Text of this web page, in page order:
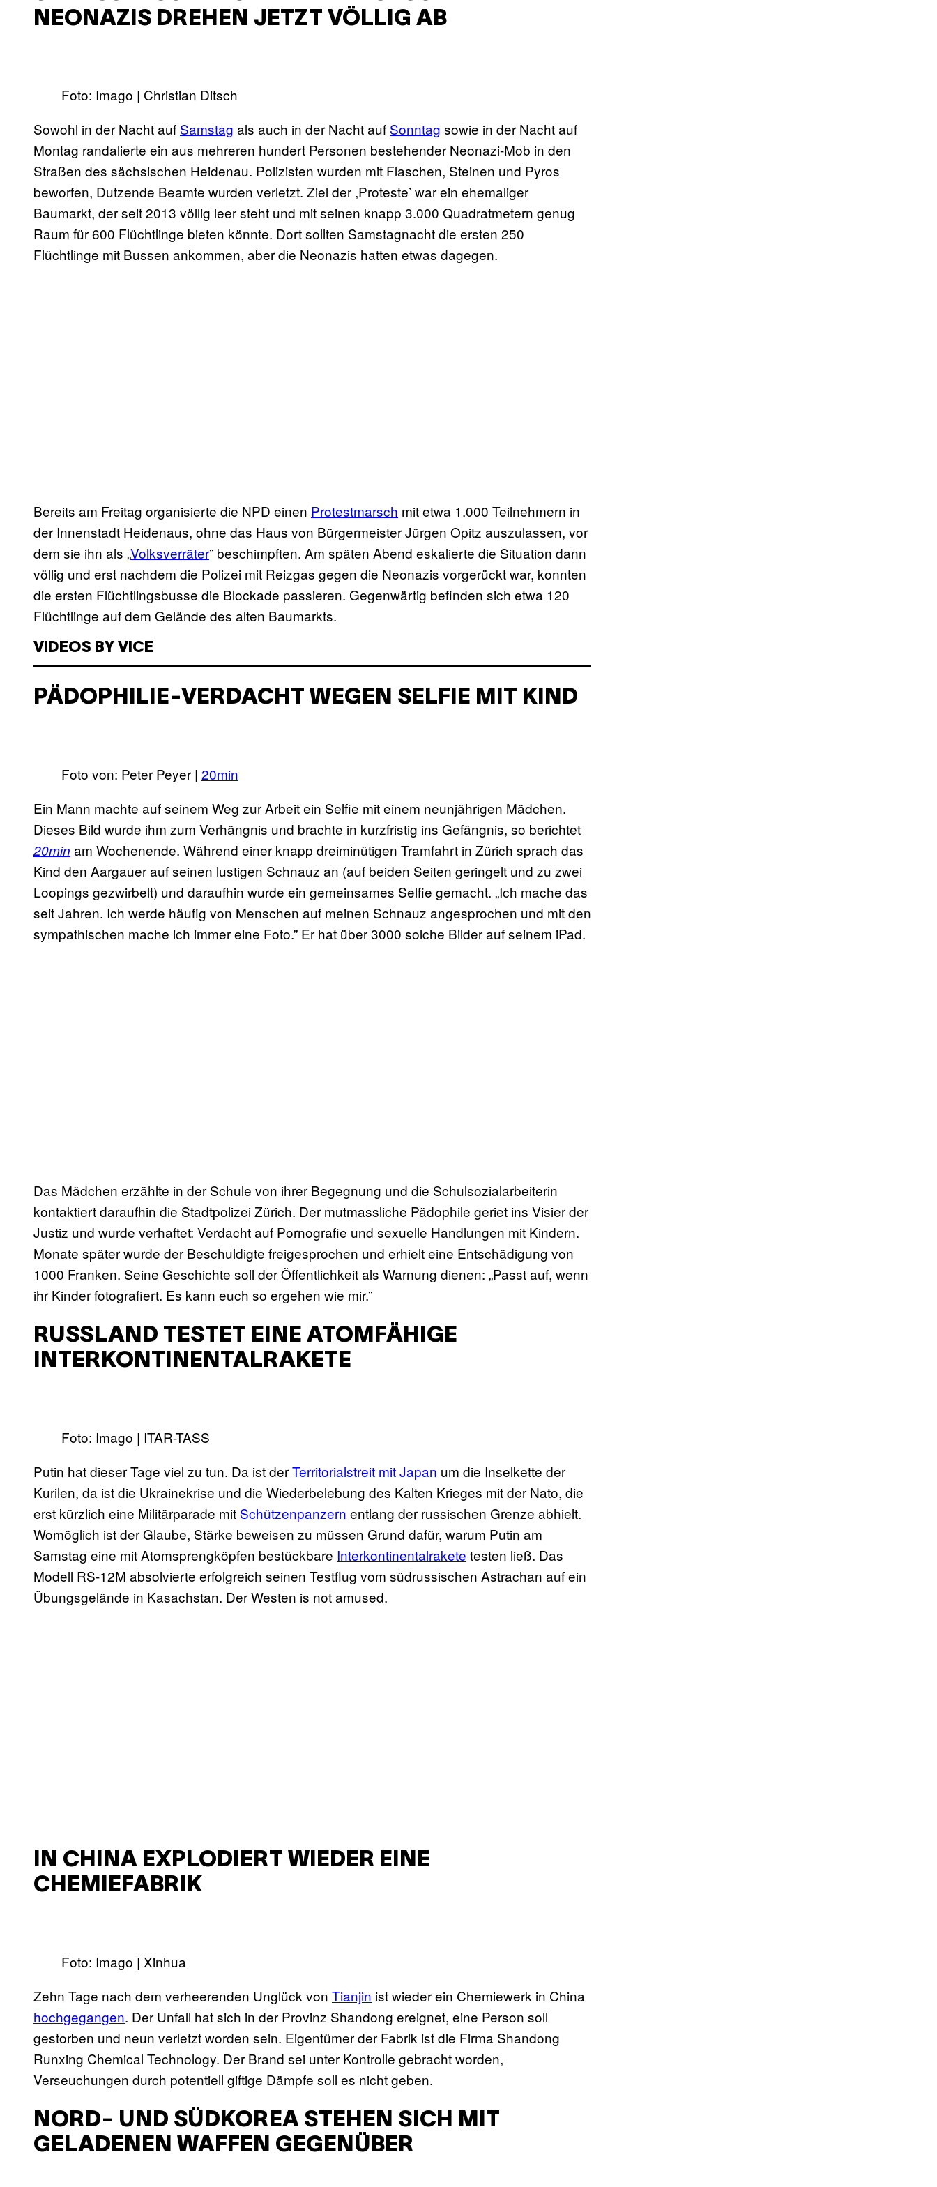
EONAZIS DREHEN JETZT VÖLLIG AB
Foto: Imago | Christian Ditsch
Sowohl in der Nacht auf Samstag als auch in der Nacht auf Sonntag sowie in der Nacht auf
Montag randalierte ein aus mehreren hundert Personen bestehender Neonazi-Mob in den
Straßen des sächsischen Heidenau. Polizisten wurden mit Flaschen, Steinen und Pyros
beworfen, Dutzende Beamte wurden verletzt. Ziel der ,Proteste’ war ein ehemaliger
Baumarkt, der seit 2013 völlig leer steht und mit seinen knapp 3.000 Quadratmetern genug
Raum für 600 Flüchtlinge bieten könnte. Dort sollten Samstagnacht die ersten 250
Flüchtlinge mit Bussen ankommen, aber die Neonazis hatten etwas dagegen.
Bereits am Freitag organisierte die NPD einen Protestmarsch mit etwa 1.000 Teilnehmern in
der Innenstadt Heidenaus, ohne das Haus von Bürgermeister Jürgen Opitz auszulassen, vor
dem sie ihn als „Volksverräter” beschimpften. Am späten Abend eskalierte die Situation dann
völlig und erst nachdem die Polizei mit Reizgas gegen die Neonazis vorgerückt war, konnten
die ersten Flüchtlingsbusse die Blockade passieren. Gegenwärtig befinden sich etwa 120
Flüchtlinge auf dem Gelände des alten Baumarkts.
VIDEOS BY VICE
PÄDOPHILIE-VERDACHT WEGEN SELFIE MIT KIND
Foto von: Peter Peyer | 20min
Ein Mann machte auf seinem Weg zur Arbeit ein Selfie mit einem neunjährigen Mädchen.
Dieses Bild wurde ihm zum Verhängnis und brachte in kurzfristig ins Gefängnis, so berichtet
20min am Wochenende. Während einer knapp dreiminütigen Tramfahrt in Zürich sprach das
Kind den Aargauer auf seinen lustigen Schnauz an (auf beiden Seiten geringelt und zu zwei
Loopings gezwirbelt) und daraufhin wurde ein gemeinsames Selfie gemacht. „Ich mache das
seit Jahren. Ich werde häufig von Menschen auf meinen Schnauz angesprochen und mit den
sympathischen mache ich immer eine Foto.” Er hat über 3000 solche Bilder auf seinem iPad.
Das Mädchen erzählte in der Schule von ihrer Begegnung und die Schulsozialarbeiterin
kontaktiert daraufhin die Stadtpolizei Zürich. Der mutmassliche Pädophile geriet ins Visier der
Justiz und wurde verhaftet: Verdacht auf Pornografie und sexuelle Handlungen mit Kindern.
Monate später wurde der Beschuldigte freigesprochen und erhielt eine Entschädigung von
1000 Franken. Seine Geschichte soll der Öffentlichkeit als Warnung dienen: „Passt auf, wenn
ihr Kinder fotografiert. Es kann euch so ergehen wie mir.”
RUSSLAND TESTET EINE ATOMFÄHIGE
INTERKONTINENTALRAKETE
Foto: Imago | ITAR-TASS
Putin hat dieser Tage viel zu tun. Da ist derTerritorialstreit mit Japan um die Inselkette der
Kurilen, da ist die Ukrainekrise und die Wiederbelebung des Kalten Krieges mit der Nato, die
erst kürzlich eine Militärparade mit Schützenpanzern entlang der russischen Grenze abhielt.
Womöglich ist der Glaube, Stärke beweisen zu müssen Grund dafür, warum Putin am
Samstag eine mit Atomsprengköpfen bestückbare Interkontinentalrakete testen ließ. Das
Modell RS-12M absolvierte erfolgreich seinen Testflug vom südrussischen Astrachan auf ein
Übungsgelände in Kasachstan. Der Westen is not amused.
IN CHINA EXPLODIERT WIEDER EINE
CHEMIEFABRIK
Foto: Imago | Xinhua
Zehn Tage nach dem verheerenden Unglück von Tianjin ist wieder ein Chemiewerk in China
hochgegangen. Der Unfall hat sich in der Provinz Shandong ereignet, eine Person soll
gestorben und neun verletzt worden sein. Eigentümer der Fabrik ist die Firma Shandong
Runxing Chemical Technology. Der Brand sei unter Kontrolle gebracht worden,
Verseuchungen durch potentiell giftige Dämpfe soll es nicht geben.
NORD- UND SÜDKOREA STEHEN SICH MIT
GELADENEN WAFFEN GEGENÜBER